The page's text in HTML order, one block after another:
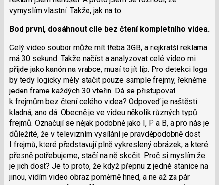
vymyslím vlastní. Takže, jak na to.
Bod první, dosáhnout cíle bez čtení kompletního videa.
Celý video soubor může mít třeba 3GB, a nejkratší reklama
má 30 sekund. Takže načíst a analyzovat celé video mi
přijde jako kanón na vrabce, musí to jít líp. Pro detekci loga
by tedy logicky měly stačit pouze sample frejmy, řekněme
jeden frame každých 30 vteřin. Dá se přistupovat
k frejmům bez čtení celého videa? Odpoveď je naštěstí
kladná, ano dá. Obecně je ve videu několik různých typů
frejmů. Označují se nějak podobně jako I, P a B, a pro nás je
důležité, že v televizním vysílání je pravděpodobně dost
I frejmů, které představují plně vykreslený obrázek, a které
přesně potřebujeme, stačí na ně skočit. Proč si myslím že
je jich dost? Je to proto, že když přepnu z jedné stanice na
jinou, vidím video obraz poměrně hned, a ne až za pár